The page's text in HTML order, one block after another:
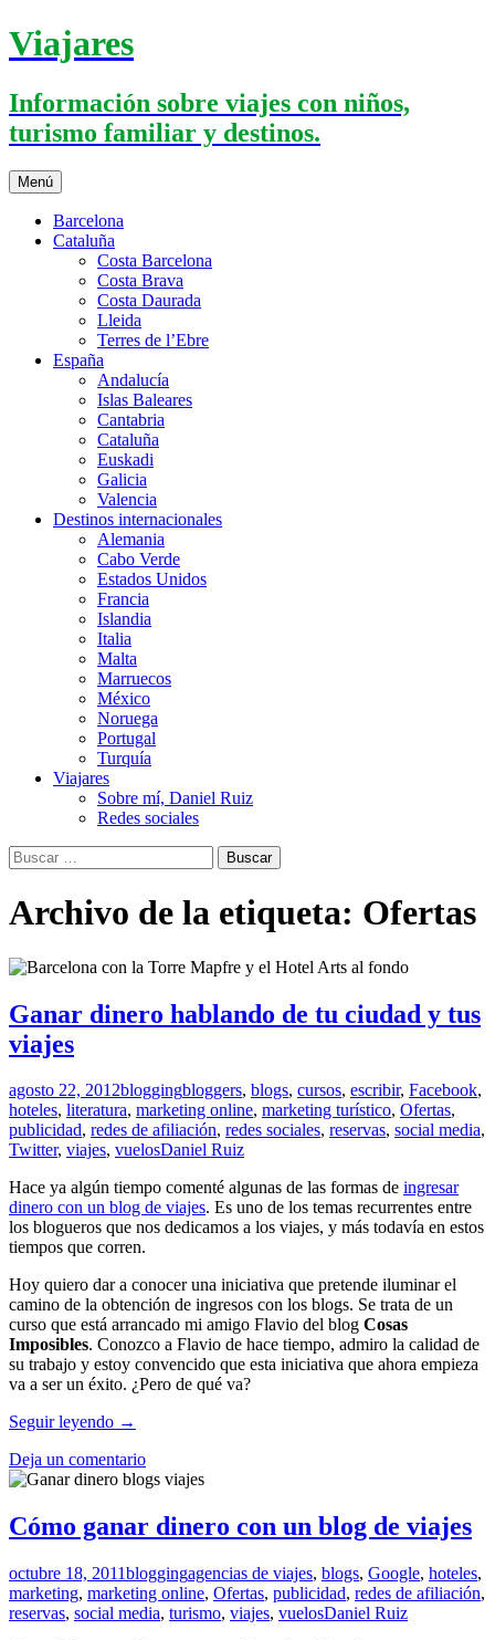
Saltar
al
Viajares
Información sobre viajes con niños,
turismo familiar y destinos.
Menú
Barcelona
Cataluña
Costa Barcelona
Costa Brava
Costa Daurada
Lleida
Terres de l’Ebre
España
Andalucía
Islas Baleares
Cantabria
Cataluña
Euskadi
Galicia
Valencia
Destinos internacionales
Alemania
Cabo Verde
Estados Unidos
Francia
Islandia
Italia
Malta
Marruecos
México
Noruega
Portugal
Turquía
Viajares
Sobre mí, Daniel Ruiz
Redes sociales
Buscar:
Archivo de la etiqueta: Ofertas
Ganar dinero hablando de tu ciudad y tus
viajes
agosto 22, 2012bloggingbloggers, blogs, cursos, escribir, Facebook,
hoteles, literatura, marketing online, marketing turístico, Ofertas,
publicidad, redes de afiliación, redes sociales, reservas, social media,
Twitter, viajes, vuelosDaniel Ruiz
Hace ya algún tiempo comenté algunas de las formas de ingresar
dinero con un blog de viajes. Es uno de los temas recurrentes entre
los blogueros que nos dedicamos a los viajes, y más todavía en estos
tiempos que corren.
Hoy quiero dar a conocer una iniciativa que pretende iluminar el
camino de la obtención de ingresos con los blogs. Se trata de un
curso que está arrancado mi amigo Flavio del blog Cosas
Imposibles. Conozco a Flavio de hace tiempo, admiro la calidad de
su trabajo y estoy convencido que esta iniciativa que ahora empieza
va a ser un éxito. ¿Pero de qué va?
Seguir leyendo Ganar
hablando
de
ciudad
y
viajes
→
Deja un comentario
Cómo ganar dinero con un blog de viajes
octubre 18, 2011bloggingagencias de viajes, blogs, Google, hoteles,
marketing, marketing online, Ofertas, publicidad, redes de afiliación,
reservas, social media, turismo, viajes, vuelosDaniel Ruiz